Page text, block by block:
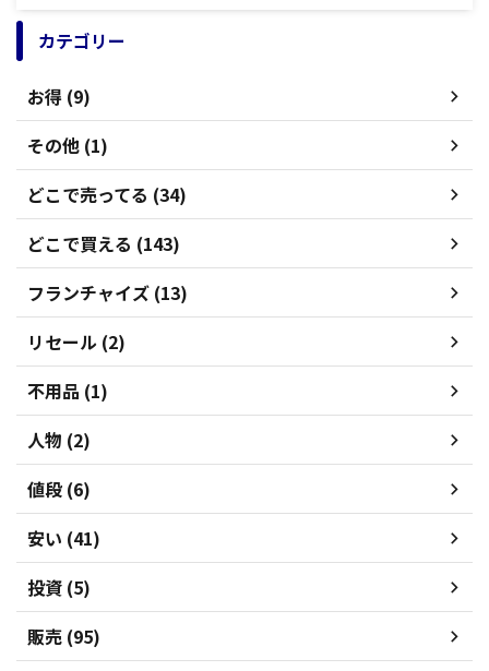
カテゴリー
お得 (9)
その他 (1)
どこで売ってる (34)
どこで買える (143)
フランチャイズ (13)
リセール (2)
不用品 (1)
人物 (2)
値段 (6)
安い (41)
投資 (5)
販売 (95)